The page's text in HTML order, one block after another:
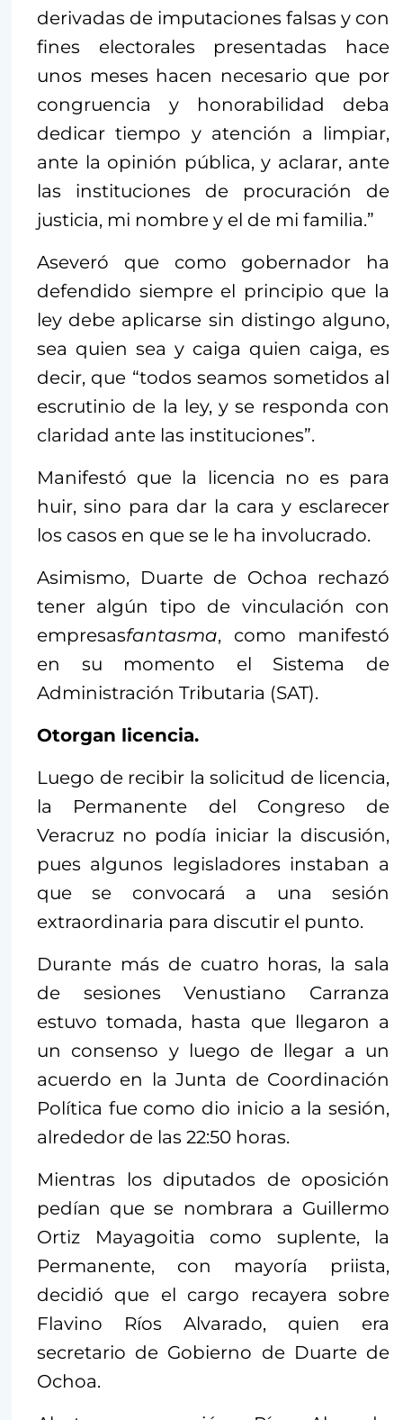
derivadas de imputaciones falsas y con
fines electorales presentadas hace
unos meses hacen necesario que por
congruencia y honorabilidad deba
dedicar tiempo y atención a limpiar,
ante la opinión pública, y aclarar, ante
las instituciones de procuración de
justicia, mi nombre y el de mi familia.”
Aseveró que como gobernador ha
defendido siempre el principio que la
ley debe aplicarse sin distingo alguno,
sea quien sea y caiga quien caiga, es
decir, que “todos seamos sometidos al
escrutinio de la ley, y se responda con
claridad ante las instituciones”.
Manifestó que la licencia no es para
huir, sino para dar la cara y esclarecer
los casos en que se le ha involucrado.
Asimismo, Duarte de Ochoa rechazó
tener algún tipo de vinculación con
empresasfantasma, como manifestó
en su momento el Sistema de
Administración Tributaria (SAT).
Otorgan licencia.
Luego de recibir la solicitud de licencia,
la Permanente del Congreso de
Veracruz no podía iniciar la discusión,
pues algunos legisladores instaban a
que se convocará a una sesión
extraordinaria para discutir el punto.
Durante más de cuatro horas, la sala
de sesiones Venustiano Carranza
estuvo tomada, hasta que llegaron a
un consenso y luego de llegar a un
acuerdo en la Junta de Coordinación
Política fue como dio inicio a la sesión,
alrededor de las 22:50 horas.
Mientras los diputados de oposición
pedían que se nombrara a Guillermo
Ortiz Mayagoitia como suplente, la
Permanente, con mayoría priista,
decidió que el cargo recayera sobre
Flavino Ríos Alvarado, quien era
secretario de Gobierno de Duarte de
Ochoa.